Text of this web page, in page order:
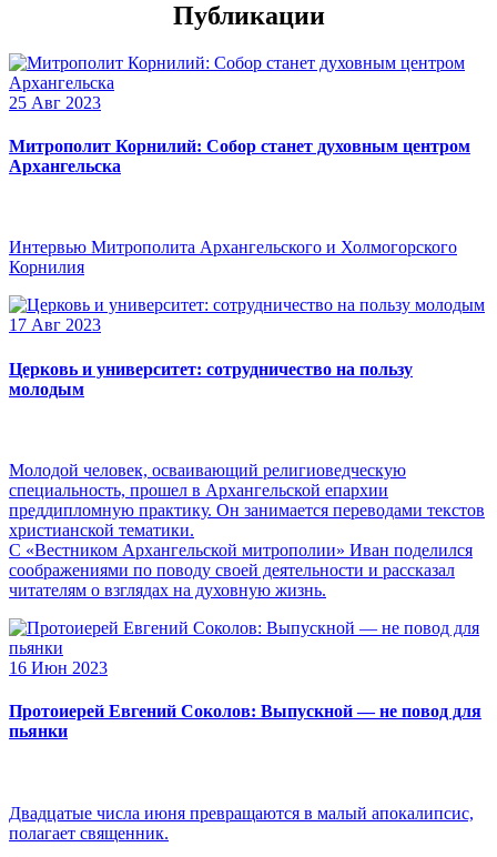
Публикации
25 Авг 2023
Митрополит Корнилий: Собор станет духовным центром
Архангельска
Интервью Митрополита Архангельского и Холмогорского
Корнилия
17 Авг 2023
Церковь и университет: сотрудничество на пользу
молодым
Молодой человек, осваивающий религиоведческую
специальность, прошел в Архангельской епархии
преддипломную практику. Он занимается переводами текстов
христианской тематики.
С «Вестником Архангельской митрополии» Иван поделился
соображениями по поводу своей деятельности и рассказал
читателям о взглядах на духовную жизнь.
16 Июн 2023
Протоиерей Евгений Соколов: Выпускной — не повод для
пьянки
Двадцатые числа июня превращаются в малый апокалипсис,
полагает священник.